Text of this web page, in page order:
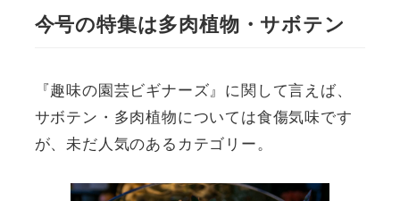
今号の特集は多肉植物・サボテン
『趣味の園芸ビギナーズ』に関して言えば、
サボテン・多肉植物については食傷気味です
が、未だ人気のあるカテゴリー。